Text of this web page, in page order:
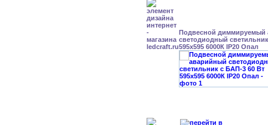
Подвесной диммируемый
светодиодный
595x595 6000К IP20 Опал